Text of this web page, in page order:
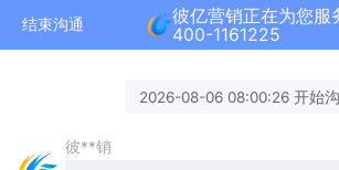
结束沟通
彼亿营销正在为您服
400-1161225
2026-08-06 08:00:26 开始
彼**销